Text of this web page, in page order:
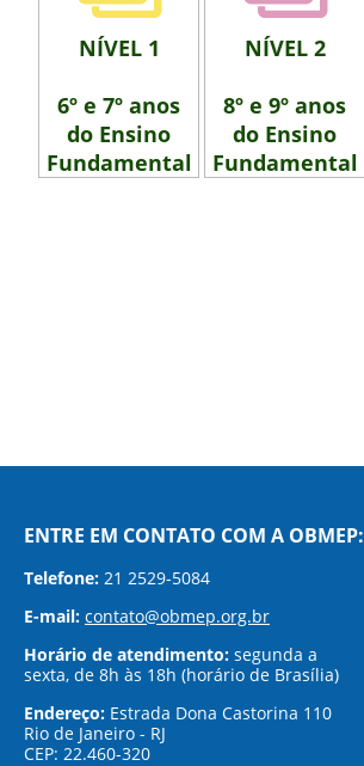
NÍVEL 1
6º e 7º anos
do Ensino
Fundamental
NÍVEL 2
8º e 9º anos
do Ensino
Fundamental
ENTRE EM CONTATO COM A OBMEP:
Telefone: 21 2529-5084
E-mail: contato@obmep.org.br
Horário de atendimento: segunda a
sexta, de 8h às 18h (horário de Brasília)
Endereço: Estrada Dona Castorina 110
Rio de Janeiro - RJ
CEP: 22.460-320